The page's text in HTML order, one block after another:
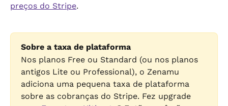
preços do Stripe.
Sobre a taxa de plataforma
Nos planos Free ou Standard (ou nos planos
antigos Lite ou Professional), o Zenamu
adiciona uma pequena taxa de plataforma
sobre as cobranças do Stripe. Fez upgrade